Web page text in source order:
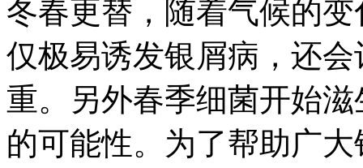
冬春更替，随着气候的
仅极易诱发银屑病，还
重。另外春季细菌开始
的可能性。为了帮助广